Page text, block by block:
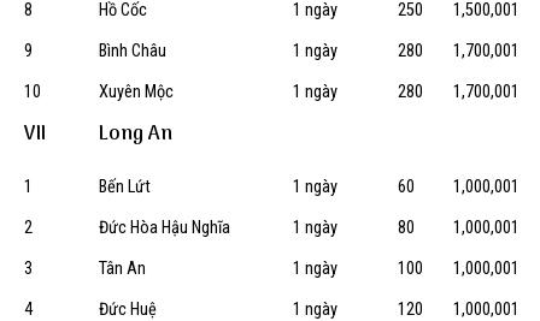
8 Hồ Cốc 1 ngày 250
1,500,001
9
Bình Châu 1 ngày 280
1,700,001
10
Xuyên Mộc 1 ngày 280 1,700,001
VII Long An
1 Bến Lứt 1 ngày 60
1,000,001
2
Đức Hòa Hậu Nghĩa 1 ngày 80
1,000,001
3
Tân An 1 ngày 100
1,000,001
4
Đức Huệ 1 ngày 120
1,000,001